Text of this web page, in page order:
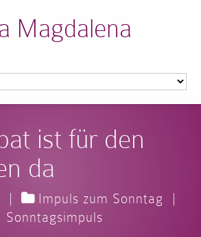
Magdalena
ist für den
da
| Impuls zum Sonntag
|
Sonntagsimpuls